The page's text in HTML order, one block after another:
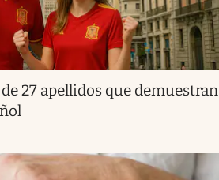
27 apellidos que demuestran